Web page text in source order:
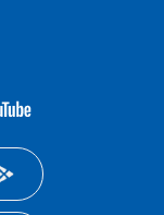
youtube-